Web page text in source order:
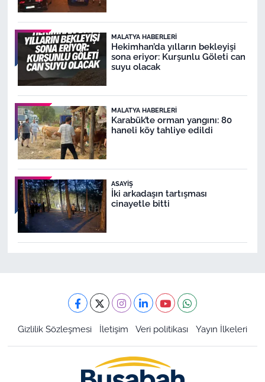
MALATYA HABERLERI
Hekimhan’da yılların bekleyişi
sona eriyor: Kurşunlu Göleti can
suyu olacak
MALATYA HABERLERI
Karabük’te orman yangını: 80
haneli köy tahliye edildi
ASAYIŞ
İki arkadaşın tartışması
cinayetle bitti
Gizlilik Sözleşmesi İletişim Veri politikası Yayın İlkeleri